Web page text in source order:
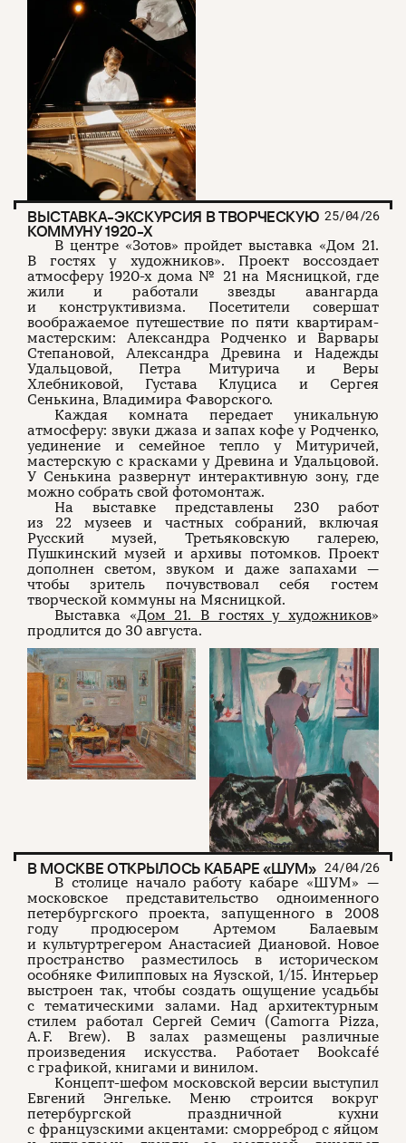
ВЫСТАВКА-ЭКСКУРСИЯ В ТВОРЧЕСКУЮ
КОММУНУ 1920-Х
25/04/26
В центре «Зотов» пройдет выставка «Дом 21.
В гостях у художников». Проект воссоздает
атмосферу 1920-х дома № 21 на Мясницкой, где
жили и работали звезды авангарда
и конструктивизма. Посетители совершат
воображаемое путешествие по пяти квартирам-
мастерским: Александра Родченко и Варвары
Степановой, Александра Древина и Надежды
Удальцовой, Петра Митурича и Веры
Хлебниковой, Густава Клуциса и Сергея
Сенькина, Владимира Фаворского.
Каждая комната передает уникальную
атмосферу: звуки джаза и запах кофе у Родченко,
уединение и семейное тепло у Митуричей,
мастерскую с красками у Древина и Удальцовой.
У Сенькина развернут интерактивную зону, где
можно собрать свой фотомонтаж.
На выставке представлены 230 работ
из 22 музеев и частных собраний, включая
Русский музей, Третьяковскую галерею,
Пушкинский музей и архивы потомков. Проект
дополнен светом, звуком и даже запахами —
чтобы зритель почувствовал себя гостем
творческой коммуны на Мясницкой.
Выставка «Дом 21. В гостях у художников»
продлится до 30 августа.
В МОСКВЕ ОТКРЫЛОСЬ КАБАРЕ «ШУМ» 24/04/26
В столице начало работу кабаре «ШУМ» —
московское представительство одноименного
петербургского проекта, запущенного в 2008
году продюсером Артемом Балаевым
и культуртрегером Анастасией Диановой. Новое
пространство разместилось в историческом
особняке Филипповых на Яузской, 1/15. Интерьер
выстроен так, чтобы создать ощущение усадьбы
с тематическими залами. Над архитектурным
стилем работал Сергей Семич (Camorra Pizza,
A. F. Brew). В залах размещены различные
произведения искусства. Работает Bookcafé
с графикой, книгами и винилом.
Концепт-шефом московской версии выступил
Евгений Энгельке. Меню строится вокруг
петербургской праздничной кухни
с французскими акцентами: сморреброд с яйцом
О проекте
Подписаться на журнал
ЧТИВО ДОМ Рекламодателям
Пользовательское соглашение
Политика конфиденциальности
16+
(c) ЧТИВО 2026. Все права защищены
Разработка:Astroshock